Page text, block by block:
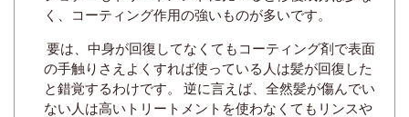
く、コーティング作用の強いものが多いです。
要は、中身が回復してなくてもコーティング剤で表面
の手触りさえよくすれば使っている人は髪が回復した
と錯覚するわけです。 逆に言えば、全然髪が傷んでい
ない人は高いトリートメントを使わなくてもリンスや